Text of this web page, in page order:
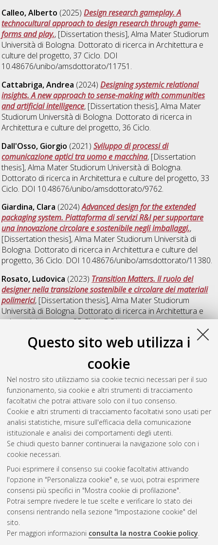
Questo sito web utilizza i
cookie
Nel nostro sito utilizziamo sia cookie tecnici necessari per il suo
funzionamento, sia cookie e altri strumenti di tracciamento
facoltativi che potrai attivare solo con il tuo consenso.
Cookie e altri strumenti di tracciamento facoltativi sono usati per
analisi statistiche, misure sull'efficacia della comunicazione
istituzionale e analisi dei comportamenti degli utenti.
Se chiudi questo banner continuerai la navigazione solo con i
cookie necessari.
Puoi esprimere il consenso sui cookie facoltativi attivando
l'opzione in "Personalizza cookie" e, se vuoi, potrai esprimere
consensi più specifici in "Mostra cookie di profilazione".
Potrai sempre rivedere le tue scelte e verificare lo stato dei
consensi rientrando nella sezione "Impostazione cookie" del
sito.
Per maggiori informazioni consulta la nostra Cookie policy.
Calleo, Alberto (2025)Design research gameplay. A
technocultural approach to design research through game-
forms and play., [Dissertation thesis], Alma Mater Studiorum
Università di Bologna. Dottorato di ricerca inArchitettura e
culture del progetto, 37 Ciclo. DOI
10.48676/unibo/amsdottorato/11751.
Cattabriga, Andrea (2024)Designing systemic relational
insights. A new approach to sense-making with communities
and artificial intelligence, [Dissertation thesis], Alma Mater
Studiorum Università di Bologna. Dottorato di ricerca in
Architettura e culture del progetto, 36 Ciclo.
Dall'Osso, Giorgio (2021)Sviluppo di processi di
comunicazione aptici tra uomo e macchina, [Dissertation
thesis], Alma Mater Studiorum Università di Bologna.
Dottorato di ricerca inArchitettura e culture del progetto, 33
Ciclo. DOI 10.48676/unibo/amsdottorato/9762.
Giardina, Clara (2024)Advanced design for the extended
packaging system. Piattaforma di servizi R&I per supportare
una innovazione circolare e sostenibile negli imballaggi.,
[Dissertation thesis], Alma Mater Studiorum Università di
Bologna. Dottorato di ricerca inArchitettura e culture del
progetto, 36 Ciclo. DOI 10.48676/unibo/amsdottorato/11380.
Rosato, Ludovica (2023) Transition Matters. Il ruolo del
designer nella transizione sostenibile e circolare dei materiali
polimerici, [Dissertation thesis], Alma Mater Studiorum
Università di Bologna. Dottorato di ricerca inArchitettura e
culture del progetto, 35 Ciclo. DOI
Vai, Elena(2021)INCORPOREAL CITIES. Dalle città creative al
commoning design delle comunità progettanti
thesis], Alma Mater Studiorum Università di Bologna.
Dottorato di ricerca inArchitettura e culture del progetto, 33
Ciclo. DOI 10.48676/unibo/amsdottorato/9633.
Questa lista e' stata generata ilSat Aug 8 20:46:48 2026
Atom
Rss 1.0
Rss 2.0
ISSN: 2038-7946